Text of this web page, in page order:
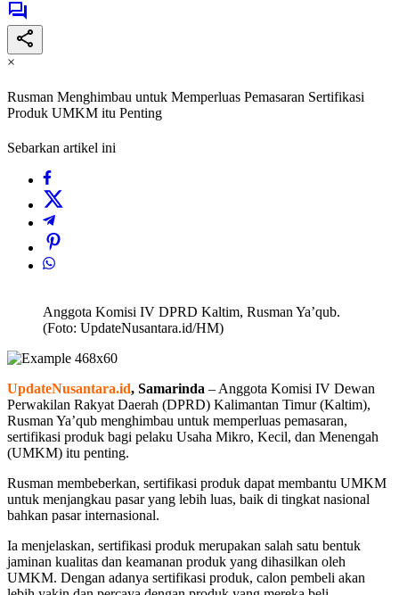
×
Rusman Menghimbau untuk Memperluas Pemasaran Sertifikasi
Produk UMKM itu Penting
Sebarkan artikel ini
Anggota Komisi IV DPRD Kaltim, Rusman Ya’qub.
(Foto: UpdateNusantara.id/HM)
UpdateNusantara.id, Samarinda – Anggota Komisi IV Dewan
Perwakilan Rakyat Daerah (DPRD) Kalimantan Timur (Kaltim),
Rusman Ya’qub menghimbau untuk memperluas pemasaran,
sertifikasi produk bagi pelaku Usaha Mikro, Kecil, dan Menengah
(UMKM) itu penting.
Rusman membeberkan, sertifikasi produk dapat membantu UMKM
untuk menjangkau pasar yang lebih luas, baik di tingkat nasional
bahkan pasar internasional.
Ia menjelaskan, sertifikasi produk merupakan salah satu bentuk
jaminan kualitas dan keamanan produk yang dihasilkan oleh
UMKM. Dengan adanya sertifikasi produk, calon pembeli akan